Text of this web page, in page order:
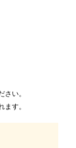
さい。
ます。